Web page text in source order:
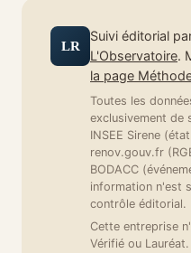
LR
Suivi éditorial
L'Observatoire.
la page
Toutes les
exclusivement de
INSEE Sirene
renov.gouv.fr
BODACC
information n'est
contrôle éditorial.
Cette entreprise
Vérifié ou